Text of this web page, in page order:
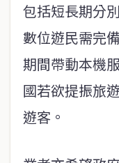
包括短長期分
數位遊民需完
期間帶動本機
國若欲提振旅
遊客。